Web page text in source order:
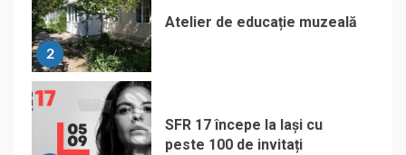
2
Atelier de educație muzeală
SFR 17 începe la Iași cu
peste 100 de invitați